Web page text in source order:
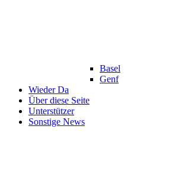
Basel
Genf
Wieder Da
Über diese Seite
Unterstützer
Sonstige News